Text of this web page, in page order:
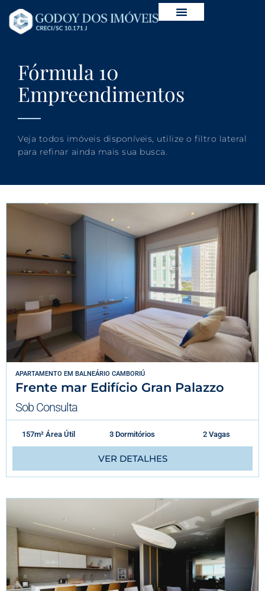
Fórmula 10
Empreendimentos
Veja todos imóveis disponíveis, utilize o filtro lateral
para refinar ainda mais sua busca.
APARTAMENTO EM BALNEÁRIO CAMBORIÚ
Frente mar Edifício Gran Palazzo
Sob Consulta
157m² Área Útil 3 Dormitórios 2 Vagas
VER DETALHES